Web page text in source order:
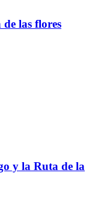
las flores
y la Ruta de la